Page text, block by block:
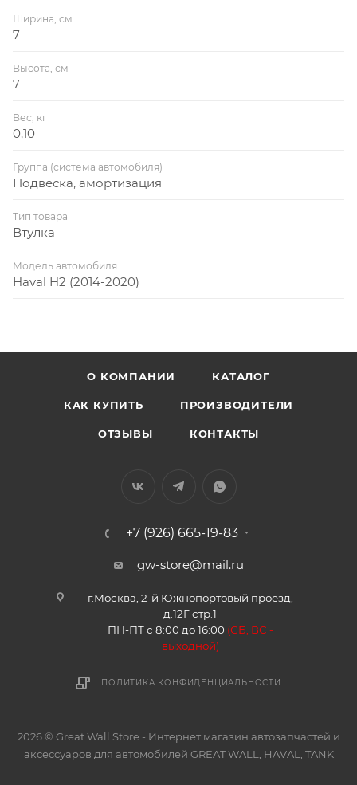
Ширина, см
7
Высота, см
7
Вес, кг
0,10
Группа (система автомобиля)
Подвеска, амортизация
Тип товара
Втулка
Модель автомобиля
Haval H2 (2014-2020)
О КОМПАНИИ КАТАЛОГ
КАК КУПИТЬ ПРОИЗВОДИТЕЛИ
ОТЗЫВЫ КОНТАКТЫ
+7 (926) 665-19-83
gw-store@mail.ru
г.Москва, 2-й Южнопортовый проезд,
д.12Г стр.1
ПН-ПТ с 8:00 до 16:00 (СБ, ВС -
выходной)
ПОЛИТИКА КОНФИДЕНЦИАЛЬНОСТИ
2026 © Great Wall Store - Интернет магазин автозапчастей и
аксессуаров для автомобилей GREAT WALL, HAVAL, TANK